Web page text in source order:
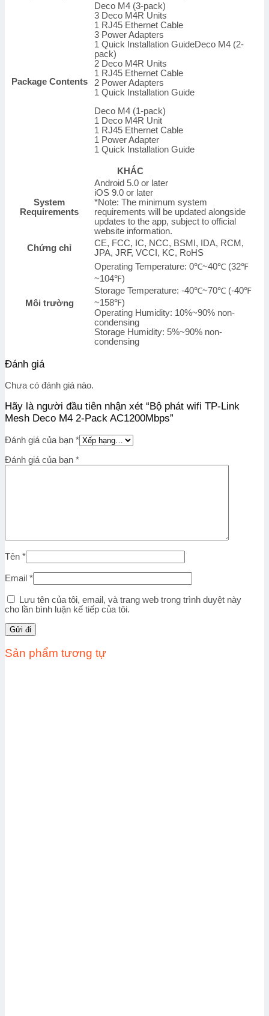
Package Contents
Deco M4 (3-pack)
3 Deco M4R Units
1 RJ45 Ethernet Cable
3 Power Adapters
1 Quick Installation GuideDeco M4 (2-
pack)
2 Deco M4R Units
1 RJ45 Ethernet Cable
2 Power Adapters
1 Quick Installation Guide
Deco M4 (1-pack)
1 Deco M4R Unit
1 RJ45 Ethernet Cable
1 Power Adapter
1 Quick Installation Guide
KHÁC
System
Requirements
Android 5.0 or later
iOS 9.0 or later
*Note: The minimum system
requirements will be updated alongside
updates to the app, subject to official
website information.
Chứng chỉ
CE, FCC, IC, NCC, BSMI, IDA, RCM,
JPA, JRF, VCCI, KC, RoHS
Môi trường
Operating Temperature: 0℃~40℃ (32℉
~104℉)
Storage Temperature: -40℃~70℃ (-40℉
~158℉)
Operating Humidity: 10%~90% non-
condensing
Storage Humidity: 5%~90% non-
condensing
Đánh giá
Chưa có đánh giá nào.
Hãy là người đầu tiên nhận xét “Bộ phát wifi TP-Link
Mesh Deco M4 2-Pack AC1200Mbps”
Đánh giá của bạn *
Đánh giá của bạn *
Tên *
Email *
Lưu tên của tôi, email, và trang web trong trình duyệt này
cho lần bình luận kế tiếp của tôi.
Sản phẩm tương tự